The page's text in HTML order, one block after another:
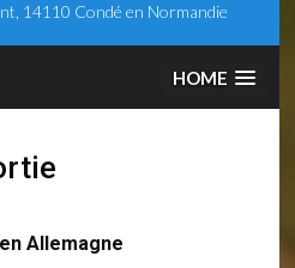
14110 Condé en Normandie
HOME
Allemagne